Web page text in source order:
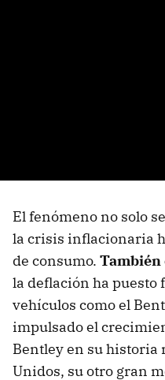
El fenómeno no solo
la crisis inflacionaria
de consumo.
la deflación ha puesto
vehículos como el
impulsado el
Bentley en su historia
Unidos, su otro gran